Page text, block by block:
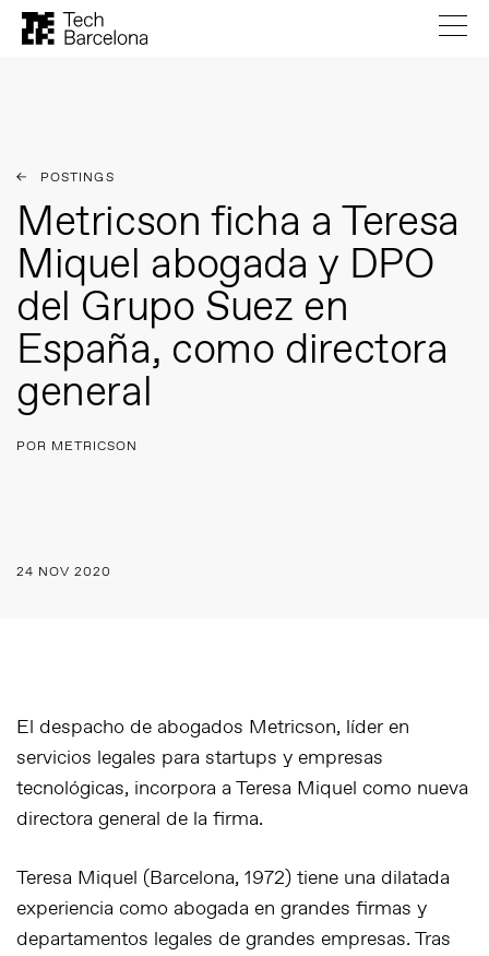
POSTINGS
Metricson ficha a Teresa
Miquel abogada y DPO
del Grupo Suez en
España, como directora
general
POR METRICSON
24 NOV 2020
El despacho de abogados Metricson, líder en
servicios legales para startups y empresas
tecnológicas, incorpora a Teresa Miquel como nueva
directora general de la firma.
Teresa Miquel (Barcelona, 1972) tiene una dilatada
experiencia como abogada en grandes firmas y
departamentos legales de grandes empresas. Tras